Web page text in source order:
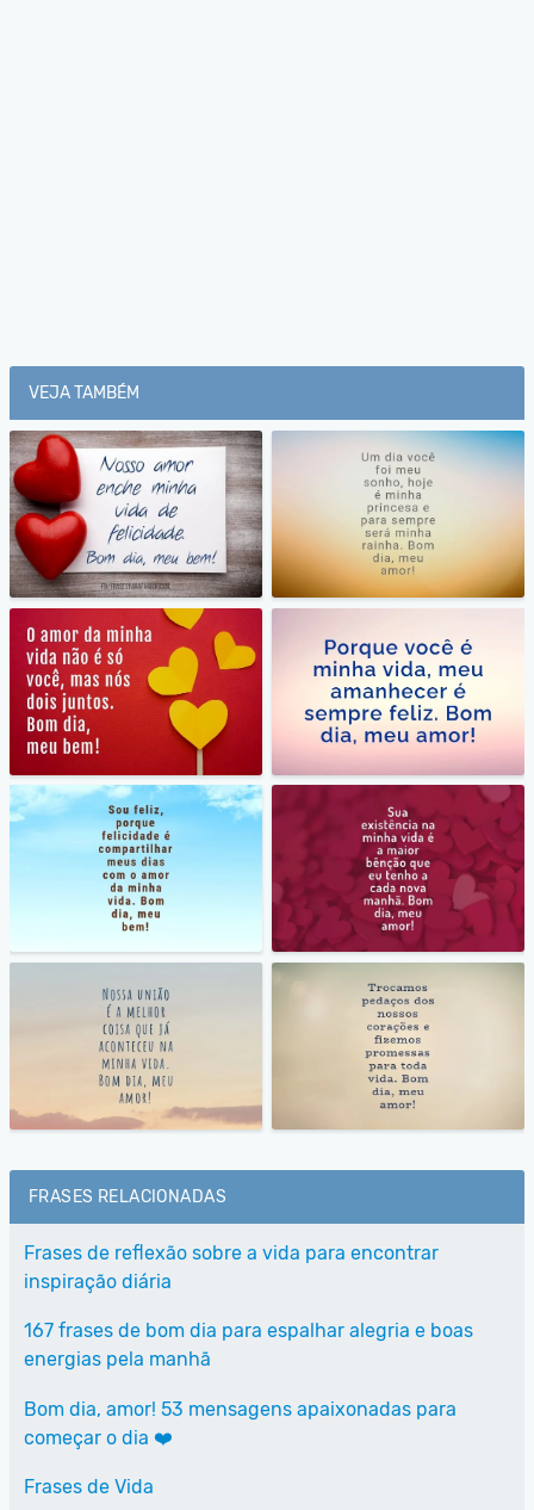
VEJA TAMBÉM
FRASES RELACIONADAS
Frases de reflexão sobre a vida para encontrar
inspiração diária
167 frases de bom dia para espalhar alegria e boas
energias pela manhã
Bom dia, amor! 53 mensagens apaixonadas para
começar o dia ❤️
Frases de Vida